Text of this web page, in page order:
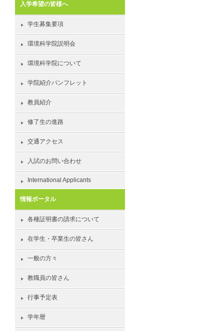
入学希望の皆様へ
学生募集要項
環境科学院説明会
環境科学院について
学院紹介パンフレット
教員紹介
修了生の進路
交通アクセス
入試のお問い合わせ
International Applicants
情報ポータル
各種証明書の請求について
在学生・卒業生の皆さん
一般の方々
教職員の皆さん
行事予定表
学年暦